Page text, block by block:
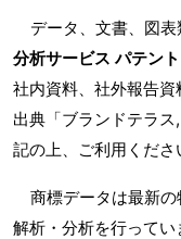
データ、文書、図
分析サービス パテン
社内資料、社外報告
出典「ブランドテラス
記の上、ご利用くださ
商標データは最新
解析・分析を行って